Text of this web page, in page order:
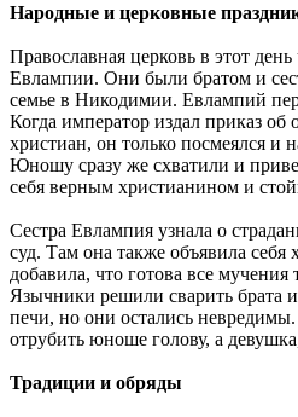
Народные и церковные
Православная церковь в этот
Евлампии. Они были братом и
семье в Никодимии. Евлампий
Когда император издал приказ об
христиан, он только посмеялся и
Юношу сразу же схватили и
себя верным христианином и
Сестра Евлампия узнала о
суд. Там она также объявила себя
добавила, что готова все мучения
Язычники решили сварить брата
печи, но они остались невредимы.
отрубить юноше голову, а
Традиции и обряды